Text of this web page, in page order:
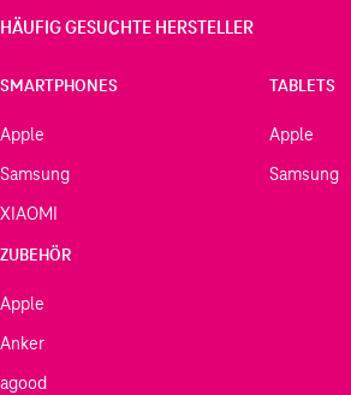
HÄUFIG GESUCHTE HERSTELLER
SMARTPHONES
Apple
Samsung
XIAOMI
TABLETS
Apple
Samsung
ZUBEHÖR
Apple
Anker
agood